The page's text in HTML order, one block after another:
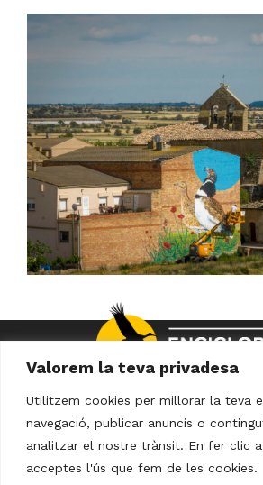
Valorem la teva privadesa
Utilitzem cookies per millorar la teva
navegació, publicar anuncis o
analitzar el nostre trànsit. En fer clic
acceptes l'ús que fem de les cookies.
Avís Legal Política de